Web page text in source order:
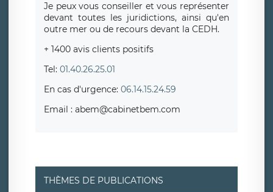
Je peux vous conseiller et vous représenter
devant toutes les juridictions, ainsi qu'en
outre mer ou de recours devant la CEDH.
+ 1400 avis clients positifs
Tel: 01.40.26.25.01
En cas d'urgence: 06.14.15.24.59
Email : abem@cabinetbem.com
THÈMES DE PUBLICATIONS